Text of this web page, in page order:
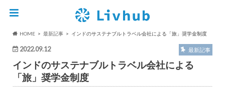
HOME 最新記事 インドのサステナブルトラベル会社による「旅」奨学金制度
2022.09.12 最新記事
インドのサステナブルトラベル会社による
「旅」奨学金制度